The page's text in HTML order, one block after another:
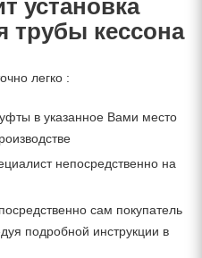
установка
трубы кессона
легко :
в указанное Вами место
непосредственно на
сам покупатель
подробной инструкции в